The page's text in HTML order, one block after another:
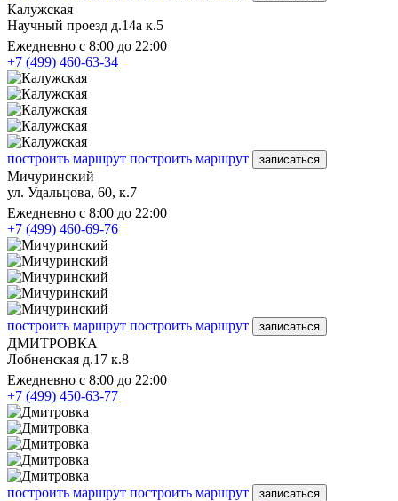
Калужская
Научный проезд д.14а к.5
Ежедневно с 8:00 до 22:00
+7 (499) 460-63-34
построить маршрут построить маршрут записаться
Мичуринский
ул. Удальцова, 60, к.7
Ежедневно с 8:00 до 22:00
+7 (499) 460-69-76
построить маршрут построить маршрут записаться
ДМИТРОВКА
Лобненская д.17 к.8
Ежедневно с 8:00 до 22:00
+7 (499) 450-63-77
построить маршрут построить маршрут записаться